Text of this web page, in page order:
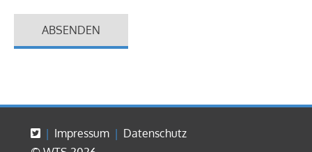
ABSENDEN
Impressum
Datenschutz